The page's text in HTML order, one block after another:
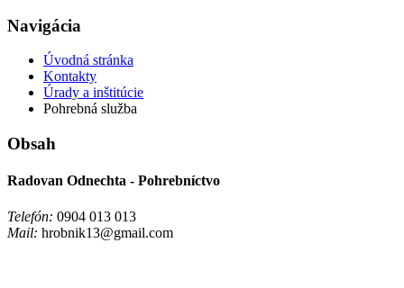
Navigácia
Úvodná stránka
Kontakty
Úrady a inštitúcie
Pohrebná služba
Obsah
Radovan Odnechta - Pohrebníctvo
Telefón: 0904 013 013
Mail: hrobnik13@gmail.com